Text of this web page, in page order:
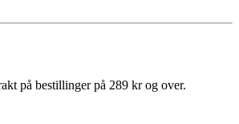
på bestillinger på 289 kr og over.